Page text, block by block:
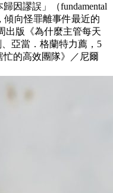
因謬誤」（fundamental
傾向怪罪離事件最近的
出版《為什麼主管每天
亞當．格蘭特力薦，5
的高效團隊》／尼爾